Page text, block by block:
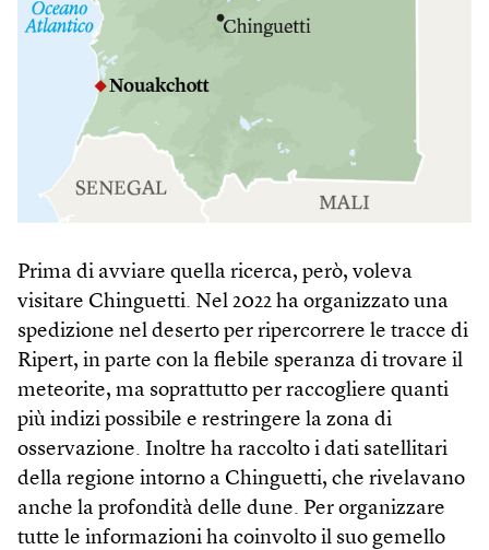
Prima di avviare quella ricerca, però, voleva
visitare Chinguetti. Nel 2022 ha organizzato una
spedizione nel deserto per ripercorrere le tracce di
Ripert, in parte con la flebile speranza di trovare il
meteorite, ma soprattutto per raccogliere quanti
più indizi possibile e restringere la zona di
osservazione. Inoltre ha raccolto i dati satellitari
della regione intorno a Chinguetti, che rivelavano
anche la profondità delle dune. Per organizzare
tutte le informazioni ha coinvolto il suo gemello